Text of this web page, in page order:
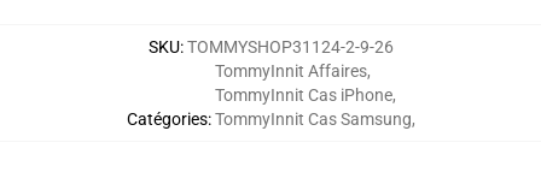
SKU:TOMMYSHOP31124-2-9-26
Catégories:
TommyInnit Affaires,
TommyInnit Cas iPhone,
TommyInnit Cas Samsung,